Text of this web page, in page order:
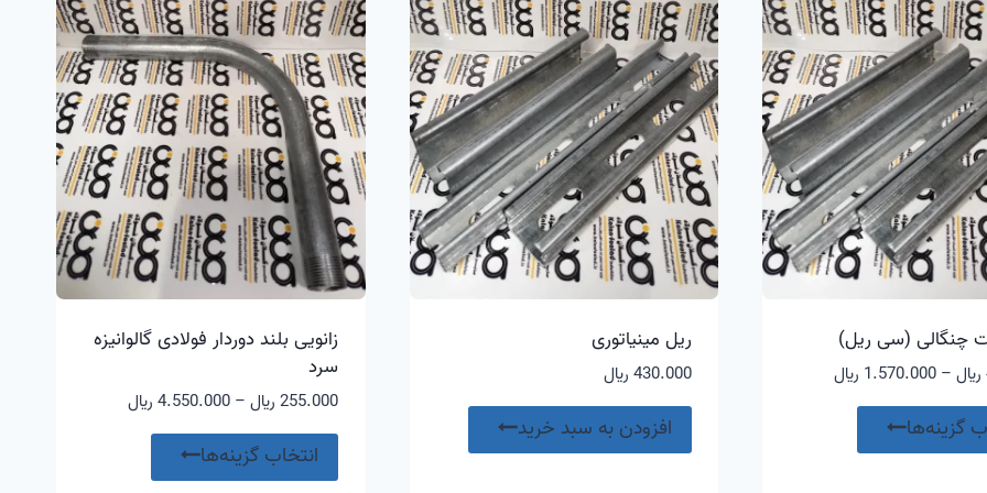
مختلفی
می
باشد.
گزینه
ها
ممکن
است
در
صفحه
محصول
شوند
مختلفی
می
باشد.
گزینه
ها
ممکن
است
در
صفحه
محصول
می
باشد.
گزینه
ها
ممکن
است
در
صفحه
محصول
انتخاب
شوند
چنگالی (سی ریل)
﷼ –
1.570.000 ﷼محدوده
گزینه‌ها
محصول
ریل مینیاتوری
430.000 ﷼
افزودن به سبد خرید
زانویی بلند دوردار فولادی گالوانیزه
سرد
255.000 ﷼ –
4.550.000 ﷼محدوده
انتخاب گزینه‌ها
محصول